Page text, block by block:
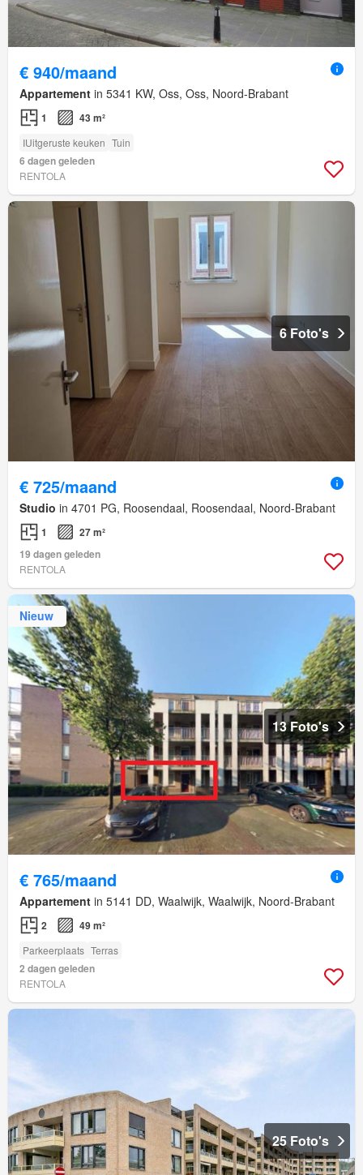
€ 940/maand
Appartement in 5341 KW, Oss, Oss, Noord-Brabant
1 43 m²
IUitgeruste keuken Tuin
6 dagen geleden
RENTOLA
6 Foto's
€ 725/maand
Studio in 4701 PG, Roosendaal, Roosendaal, Noord-Brabant
1
27 m²
19 dagen geleden
RENTOLA
Nieuw
13 Foto's
€ 765/maand
Appartement in 5141 DD, Waalwijk, Waalwijk, Noord-Brabant
2 49 m²
Parkeerplaats Terras
2 dagen geleden
RENTOLA
25 Foto's